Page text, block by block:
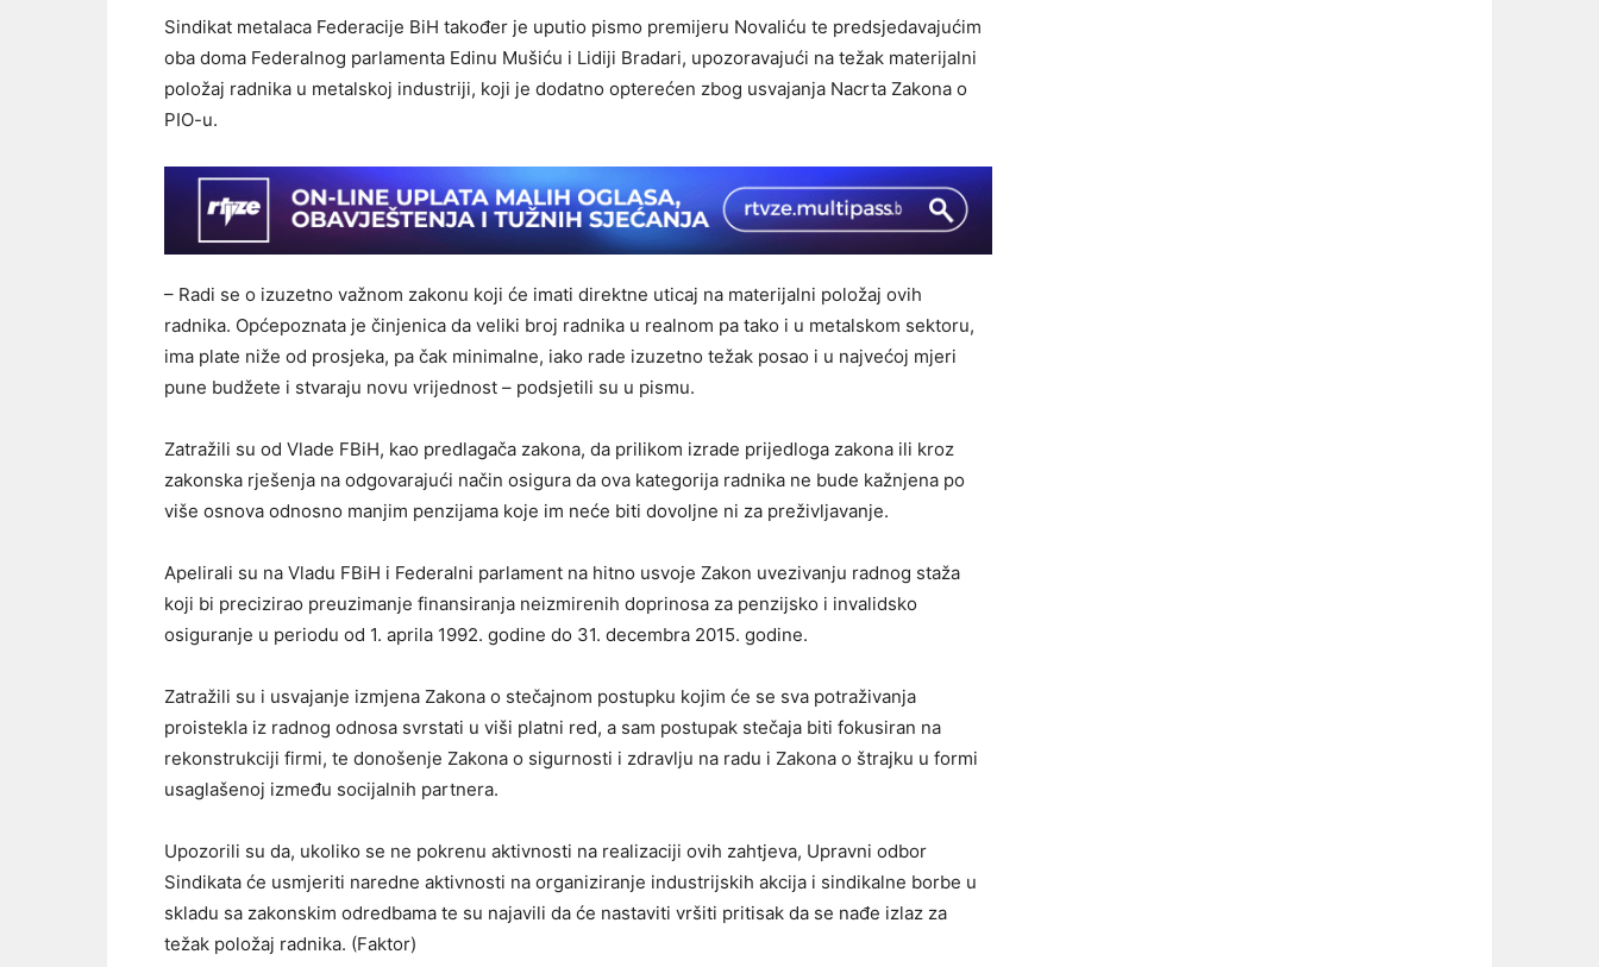
Sindikat metalaca Federacije BiH također je uputio pismo premijeru Novaliću te predsjedavajućim
oba doma Federalnog parlamenta Edinu Mušiću i Lidiji Bradari, upozoravajući na težak materijalni
položaj radnika u metalskoj industriji, koji je dodatno opterećen zbog usvajanja Nacrta Zakona o
PIO-u.
– Radi se o izuzetno važnom zakonu koji će imati direktne uticaj na materijalni položaj ovih
radnika. Općepoznata je činjenica da veliki broj radnika u realnom pa tako i u metalskom sektoru,
ima plate niže od prosjeka, pa čak minimalne, iako rade izuzetno težak posao i u najvećoj mjeri
pune budžete i stvaraju novu vrijednost – podsjetili su u pismu.
Zatražili su od Vlade FBiH, kao predlagača zakona, da prilikom izrade prijedloga zakona ili kroz
zakonska rješenja na odgovarajući način osigura da ova kategorija radnika ne bude kažnjena po
više osnova odnosno manjim penzijama koje im neće biti dovoljne ni za preživljavanje.
Apelirali su na Vladu FBiH i Federalni parlament na hitno usvoje Zakon uvezivanju radnog staža
koji bi precizirao preuzimanje finansiranja neizmirenih doprinosa za penzijsko i invalidsko
osiguranje u periodu od 1. aprila 1992. godine do 31. decembra 2015. godine.
Zatražili su i usvajanje izmjena Zakona o stečajnom postupku kojim će se sva potraživanja
proistekla iz radnog odnosa svrstati u viši platni red, a sam postupak stečaja biti fokusiran na
rekonstrukciji firmi, te donošenje Zakona o sigurnosti i zdravlju na radu i Zakona o štrajku u formi
usaglašenoj između socijalnih partnera.
Upozorili su da, ukoliko se ne pokrenu aktivnosti na realizaciji ovih zahtjeva, Upravni odbor
Sindikata će usmjeriti naredne aktivnosti na organiziranje industrijskih akcija i sindikalne borbe u
skladu sa zakonskim odredbama te su najavili da će nastaviti vršiti pritisak da se nađe izlaz za
težak položaj radnika. (Faktor)